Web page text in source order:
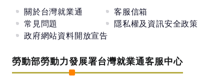
關於台灣就業通
客服信箱
常見問題
隱私權及資訊安全政策
政府網站資料開放宣告
勞動部勞動力發展署台灣就業通客服中心